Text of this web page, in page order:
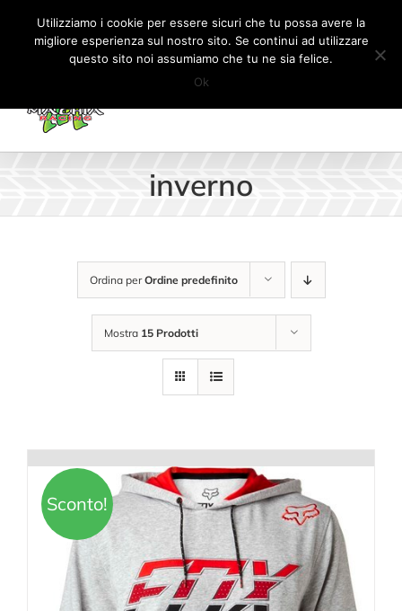
Salta
contenuto
Il mio account CARRELLO
inverno
Ordina perOrdine predefinito
Mostra 15 Prodotti
Sconto!
Utilizziamo i cookie per essere sicuri che tu possa avere la
migliore esperienza sul nostro sito. Se continui ad utilizzare
questo sito noi assumiamo che tu ne sia felice.
Ok